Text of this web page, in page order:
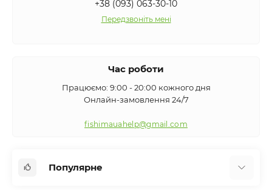
+38 (093) 063-30-10
Передзвоніть мені
Час роботи
Працюємо: 9:00 - 20:00 кожного дня
Онлайн-замовлення 24/7
fishimauahelp@gmail.com
Популярне